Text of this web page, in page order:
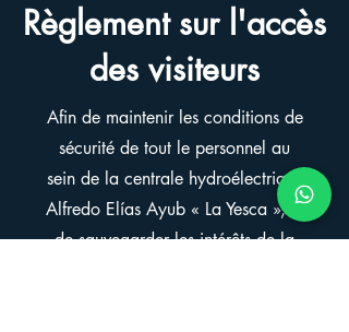
Règlement sur l'accès
des visiteurs
Afin de maintenir les conditions de
sécurité de tout le personnel au
sein de la centrale hydroélectrique
Alfredo Elías Ayub « La Yesca », et
de sauvegarder les intérêts de la